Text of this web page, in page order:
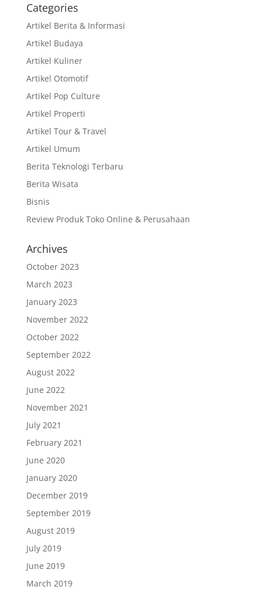
Categories
Artikel Berita & Informasi
Artikel Budaya
Artikel Kuliner
Artikel Otomotif
Artikel Pop Culture
Artikel Properti
Artikel Tour & Travel
Artikel Umum
Berita Teknologi Terbaru
Berita Wisata
Bisnis
Review Produk Toko Online & Perusahaan
Archives
October 2023
March 2023
January 2023
November 2022
October 2022
September 2022
August 2022
June 2022
November 2021
July 2021
February 2021
June 2020
January 2020
December 2019
September 2019
August 2019
July 2019
June 2019
March 2019